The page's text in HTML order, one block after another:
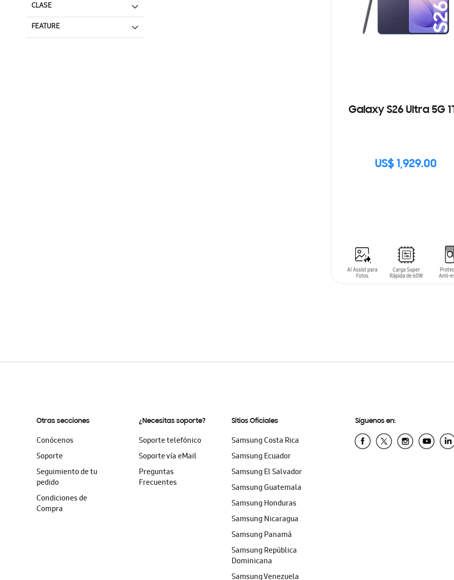
Galaxy S26 Ultra 5G
US$ 1,929.00
SIN
CLASE
FEATURE
Otras secciones
Conócenos
Soporte
Seguimiento de tu
pedido
Condiciones de
Compra
¿Necesitas soporte?
Soporte telefónico
Soporte vía eMail
Preguntas
Frecuentes
Sitios Oficiales
Samsung Costa Rica
Samsung Ecuador
Samsung El Salvador
Samsung Guatemala
Samsung Honduras
Samsung Nicaragua
Samsung Panamá
Samsung República
Dominicana
Samsung Venezuela
Síguenos en: